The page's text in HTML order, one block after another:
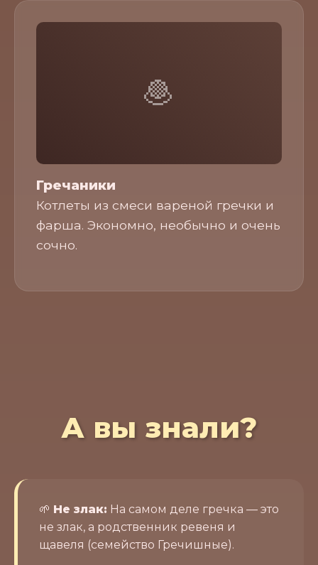
🧆
Гречаники
Котлеты из смеси вареной гречки и
фарша. Экономно, необычно и очень
сочно.
А вы знали?
🌱 Не злак: На самом деле гречка — это
не злак, а родственник ревеня и
щавеля (семейство Гречишные).